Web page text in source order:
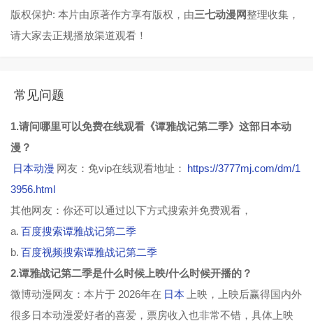
版权保护: 本片由原著作方享有版权，由三七动漫网整理收集，
请大家去正规播放渠道观看！
常见问题
1.请问哪里可以免费在线观看《谭雅战记第二季》这部日本动
漫？
日本动漫 网友：免vip在线观看地址： https://3777mj.com/dm/1
3956.html
其他网友：你还可以通过以下方式搜索并免费观看，
a. 百度搜索谭雅战记第二季
b. 百度视频搜索谭雅战记第二季
2.谭雅战记第二季是什么时候上映/什么时候开播的？
微博动漫网友：本片于 2026年在 日本
上映，上映后赢得国内外
很多日本动漫爱好者的喜爱，票房收入也非常不错，具体上映